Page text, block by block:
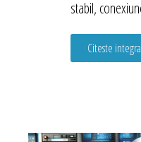
stabil,
Citeste